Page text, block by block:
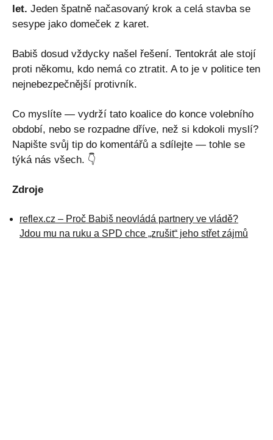
let. Jeden špatně načasovaný krok a celá stavba se
sesype jako domeček z karet.
Babiš dosud vždycky našel řešení. Tentokrát ale stojí
proti někomu, kdo nemá co ztratit. A to je v politice ten
nejnebezpečnější protivník.
Co myslíte — vydrží tato koalice do konce volebního
období, nebo se rozpadne dříve, než si kdokoli myslí?
Napište svůj tip do komentářů a sdílejte — tohle se
týká nás všech. 👇
Zdroje
reflex.cz – Proč Babiš neovládá partnery ve vládě?
Jdou mu na ruku a SPD chce „zrušit“ jeho střet zájmů